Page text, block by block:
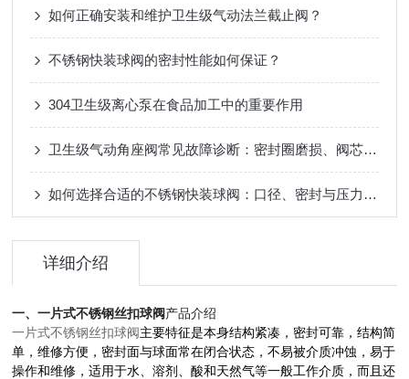
如何正确安装和维护卫生级气动法兰截止阀？
不锈钢快装球阀的密封性能如何保证？
304卫生级离心泵在食品加工中的重要作用
卫生级气动角座阀常见故障诊断：密封圈磨损、阀芯卡滞与气源压力不稳
如何选择合适的不锈钢快装球阀：口径、密封与压力等级？
详细介绍
一、一片式不锈钢丝扣球阀 产品介绍
一片式不锈钢丝扣球阀 主要特征是本身结构紧凑，密封可靠，结构简
单，维修方便，密封面与球面常在闭合状态，不易被介质冲蚀，易于
操作和维修，适用于水、溶剂、酸和天然气等一般工作介质，而且还